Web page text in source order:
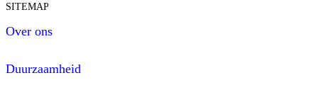
SITEMAP
Over ons
Duurzaamheid